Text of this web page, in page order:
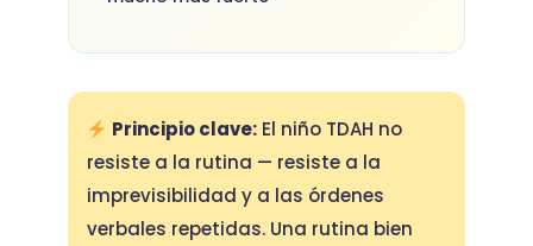
Principio clave:El niño TDAH no
resiste a la rutina — resiste a la
imprevisibilidad y a las órdenes
verbales repetidas. Una rutina bien